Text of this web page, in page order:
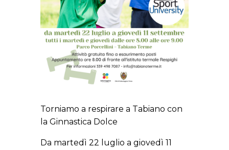
Torniamo a respirare a Tabiano con
la Ginnastica Dolce
Da martedì 22 luglio a giovedì 11